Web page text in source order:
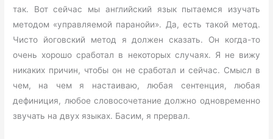
так. Вот сейчас мы английский язык пытаемся изучать
методом «управляемой паранойи». Да, есть такой метод.
Чисто йоговский метод я должен сказать. Он когда-то
очень хорошо сработал в некоторых случаях. Я не вижу
никаких причин, чтобы он не сработал и сейчас. Смысл в
чем, на чем я настаиваю, любая сентенция, любая
дефиниция, любое словосочетание должно одновременно
звучать на двух языках. Басим, я прервал.